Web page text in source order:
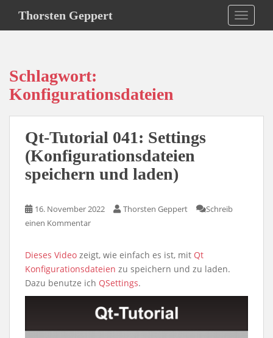
i
Thorsten Geppert
Schlagwort:
Konfigurationsdateien
Qt-Tutorial 041: Settings
(Konfigurationsdateien
speichern und laden)
16. November 2022 Thorsten Geppert
Schreib
einen Kommentar
Dieses Video zeigt, wie einfach es ist, mit Qt
Konfigurationsdateien zu speichern und zu laden.
Dazu benutze ich QSettings.